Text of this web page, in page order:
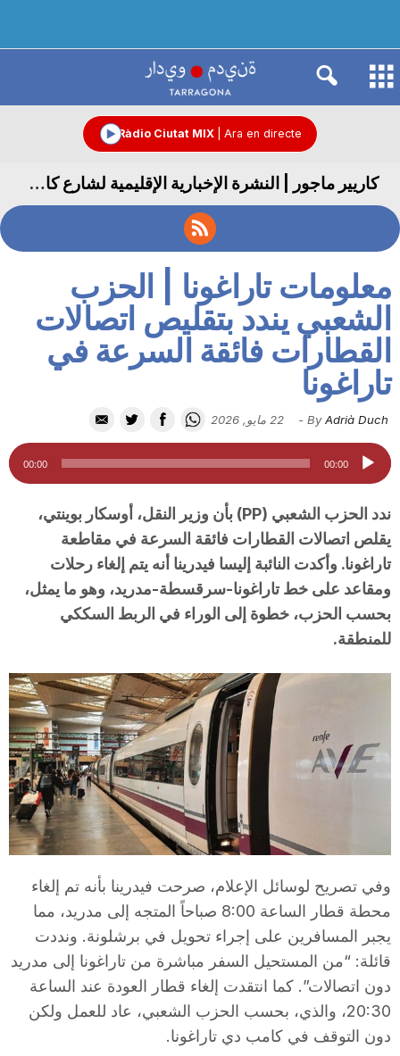
d
o
C
i
t
a
t
e
r
r
a
Ara en directe
Ràdio Ciutat MIX
كاريير ماجور | النشرة الإخبارية الإقليمية لشارع كاريير ماجور
معلومات تاراغونا | الحزب
الشعبي يندد بتقليص اتصالات
القطارات فائقة السرعة في
تاراغونا
By Adrià Duch
- 22 مايو, 2026
مشغل
الصوت
00:00
00:00
ندد الحزب الشعبي (PP) بأن وزير النقل، أوسكار بوينتي،
يقلص اتصالات القطارات فائقة السرعة في مقاطعة
تاراغونا. وأكدت النائبة إليسا فيدرينا أنه يتم إلغاء رحلات
ومقاعد على خط تاراغونا-سرقسطة-مدريد، وهو ما يمثل،
بحسب الحزب، خطوة إلى الوراء في الربط السككي
للمنطقة.
وفي تصريح لوسائل الإعلام، صرحت فيدرينا بأنه تم إلغاء
محطة قطار الساعة 8:00 صباحاً المتجه إلى مدريد، مما
يجبر المسافرين على إجراء تحويل في برشلونة. ونددت
قائلة: “من المستحيل السفر مباشرة من تاراغونا إلى مدريد
دون اتصالات”. كما انتقدت إلغاء قطار العودة عند الساعة
20:30، والذي، بحسب الحزب الشعبي، عاد للعمل ولكن
دون التوقف في كامب دي تاراغونا.